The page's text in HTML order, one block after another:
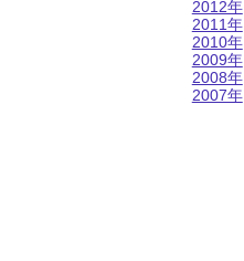
2012年
2011年
2010年
2009年
2008年
2007年